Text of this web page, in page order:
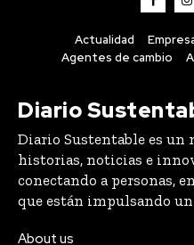
Actualidad
Agentes de cambio
Diario
Diario Sustentable es
historias, noticias e
conectando a personas,
que están impulsando
About us